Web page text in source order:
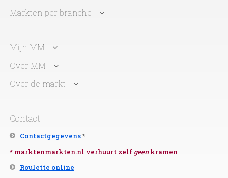
Markten per branche
Mijn MM
Over MM
Over de markt
Contact
Contactgegevens*
* marktenmarkten.nl verhuurt zelf geenkramen
Roulette online